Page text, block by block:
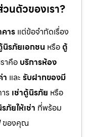
นตัวของเรา?
าร แต่ข้อจำกัดเรื่อง
นิรภัยเอกชน หรือ ตู้
าคือ บริการห้อง
และ รับฝากของมี
ร เช่าตู้นิรภัย หรือ
ภัยให้เช่า ที่พร้อม
ของคุณ